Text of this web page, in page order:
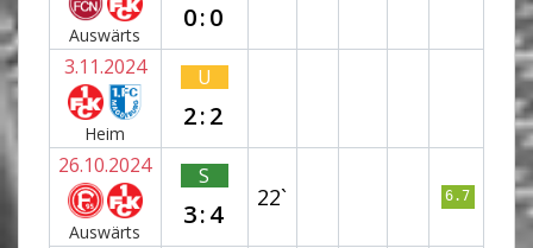
Auswärts
0:0
3.11.2024
Heim
U
2:2
26.10.2024
Auswärts
S
3:4
22` 6.7